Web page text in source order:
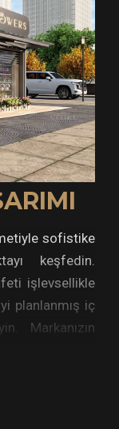
sofistike
keşfedin.
işlevsellikle
planlanmış iç
Markanızın
dahil etmek,